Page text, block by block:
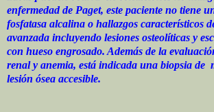
enfermedad de Paget, este paciente no tiene
fosfatasa alcalina o hallazgos característicos
avanzada incluyendo lesiones osteolíticas y
con hueso engrosado. Además de la
renal y anemia, está indicada una biopsia de
lesión ósea accesible.